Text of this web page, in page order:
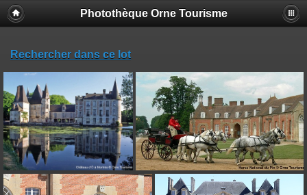
Photothèque Orne Tourisme
Rechercher dans ce lot